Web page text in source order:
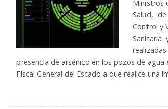
Ministros
Salud,
Control y
Sanitaria
presencia de arsénico en los pozos de
Fiscal General del Estado a que realice una